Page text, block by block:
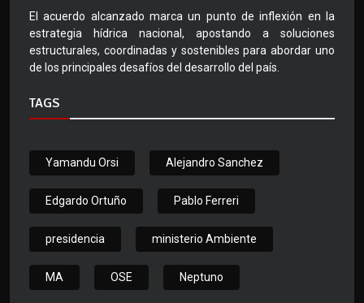
El acuerdo alcanzado marca un punto de inflexión en la
estrategia hídrica nacional, apostando a soluciones
estructurales, coordinadas y sostenibles para abordar uno
de los principales desafíos del desarrollo del país.
TAGS
Yamandu Orsi Alejandro Sanchez
Edgardo Ortuño Pablo Ferreri
presidencia ministerio Ambiente
MA OSE Neptuno